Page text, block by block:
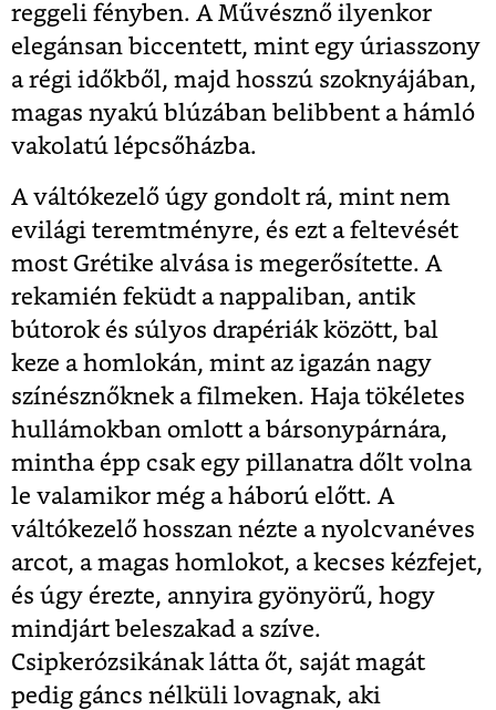
reggeli fényben. A Művésznő ilyenkor
elegánsan biccentett, mint egy úriasszony
a régi időkből, majd hosszú szoknyájában,
magas nyakú blúzában belibbent a hámló
vakolatú lépcsőházba.
A váltókezelő úgy gondolt rá, mint nem
evilági teremtményre, és ezt a feltevését
most Grétike alvása is megerősítette. A
rekamién feküdt a nappaliban, antik
bútorok és súlyos drapériák között, bal
keze a homlokán, mint az igazán nagy
színésznőknek a filmeken. Haja tökéletes
hullámokban omlott a bársonypárnára,
mintha épp csak egy pillanatra dőlt volna
le valamikor még a háború előtt. A
váltókezelő hosszan nézte a nyolcvanéves
arcot, a magas homlokot, a kecses kézfejet,
és úgy érezte, annyira gyönyörű, hogy
mindjárt beleszakad a szíve.
Csipkerózsikának látta őt, saját magát
pedig gáncs nélküli lovagnak, aki